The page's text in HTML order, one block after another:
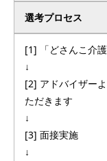
選考プロセス
[1] 「どさんこ介
↓
[2] アドバイザー
ただきます
↓
[3] 面接実施
↓